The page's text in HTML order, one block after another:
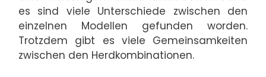
es sind viele Unterschiede zwischen den
einzelnen Modellen gefunden worden.
Trotzdem gibt es viele Gemeinsamkeiten
zwischen den Herdkombinationen.